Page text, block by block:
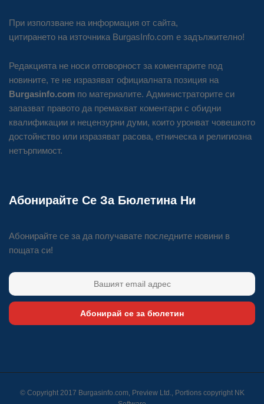
При използване на информация от сайта,
цитирането на източника BurgasInfo.com е задължително!
Редакцията не носи отговорност за коментарите под
новините, те не изразяват официалната позиция на
Burgasinfo.com по материалите. Администраторите си
запазват правото да премахват коментари с обидни
квалификации и нецензурни думи, които уронват човешкото
достойнство или изразяват расова, етническа и религиозна
нетърпимост.
Абонирайте Се За Бюлетина Ни
Абонирайте се за да получавате последните новини в
пощата си!
Абонирай се за бюлетин
© Copyright 2017 Burgasinfo.com, Preview Ltd., Portions copyright NK